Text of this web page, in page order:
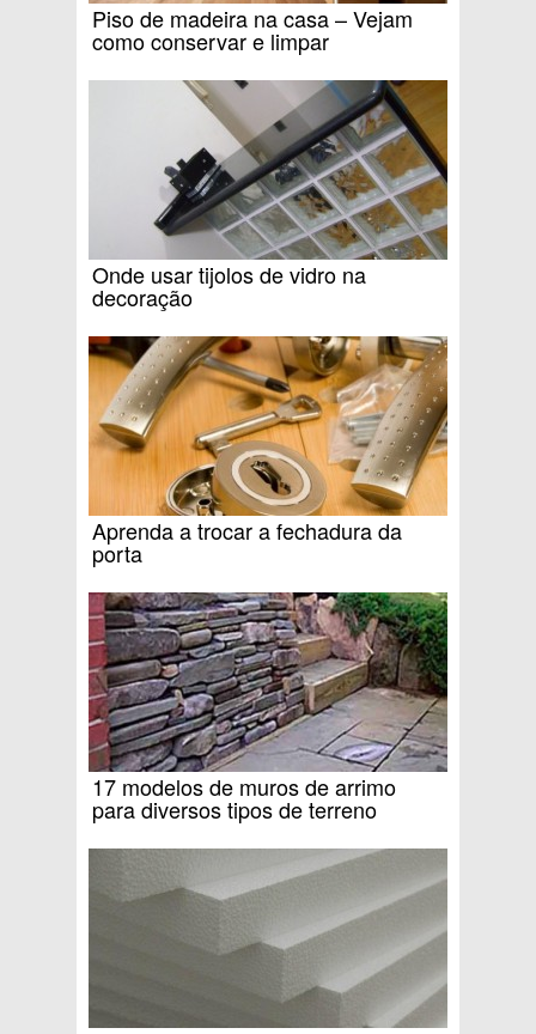
Piso de madeira na casa – Vejam
como conservar e limpar
Onde usar tijolos de vidro na
decoração
Aprenda a trocar a fechadura da
porta
17 modelos de muros de arrimo
para diversos tipos de terreno